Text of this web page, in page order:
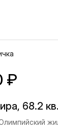
объекте
₽
68.2